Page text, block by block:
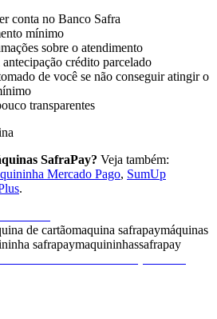
conta no Banco Safra
mínimo
sobre o atendimento
crédito parcelado
de você se não conseguir atingir o
transparentes
SafraPay? Veja também:
Mercado Pago, SumUp
.
de cartãomaquina safrapaymáquinas
safrapaymaquininhassafrapay